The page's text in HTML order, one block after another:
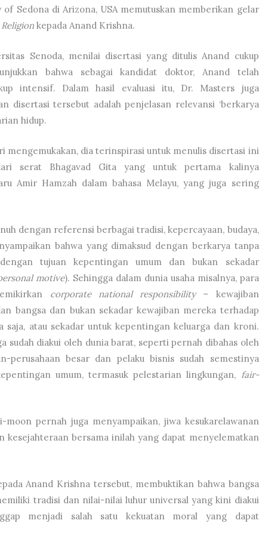
of Sedona di Arizona, USA memutuskan memberikan gelar
kepada Anand Krishna.
Senoda, menilai disertasi yang ditulis Anand cukup
bahwa sebagai kandidat doktor, Anand telah
intensif. Dalam hasil evaluasi itu, Dr. Masters juga
disertasi tersebut adalah penjelasan relevansi ‘berkarya
hidup.
mengemukakan, dia terinspirasi untuk menulis disertasi ini
serat Bhagavad Gita yang untuk pertama kalinya
Amir Hamzah dalam bahasa Melayu, yang juga sering
dengan referensi berbagai tradisi, kepercayaan, budaya,
bahwa yang dimaksud dengan berkarya tanpa
tujuan kepentingan umum dan bukan sekadar
motive). Sehingga dalam dunia usaha misalnya, para
corporate national responsibility– kewajiban
bangsa dan bukan sekadar kewajiban mereka terhadap
saja, atau sekadar untuk kepentingan keluarga dan kroni.
sudah diakui oleh dunia barat, seperti pernah dibahas oleh
perusahaan besar dan pelaku bisnis sudah semestinya
umum, termasuk pelestarian lingkungan, fair-
moon pernah juga menyampaikan, jiwa kesukarelawanan
kesejahteraan bersama inilah yang dapat menyelematkan
Anand Krishna tersebut, membuktikan bahwa bangsa
tradisi dan nilai-nilai luhur universal yang kini diakui
menjadi salah satu kekuatan moral yang dapat